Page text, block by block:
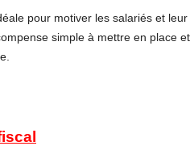
pour motiver les salariés et leur
simple à mettre en place et